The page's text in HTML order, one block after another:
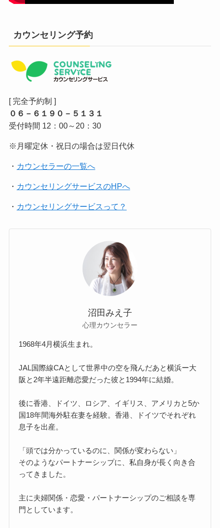
カウンセリング予約
[ 完全予約制 ]
０６－６１９０－５１３１
受付時間 12：00～20：30
※月曜定休・祝日の場合は翌日代休
・ カウンセラーの一覧へ
・ カウンセリングサービスのHPへ
・ カウンセリングサービスって？
沼田みえ子
心理カウンセラー
1968年4月横浜生まれ。
JAL国際線CAとして世界中の空を飛んだあと横浜ー大
阪と2年半遠距離恋愛だった彼と1994年に結婚。
後に香港、ドイツ、ロシア、イギリス、アメリカと5か
国18年間海外駐在妻を経験。香港、ドイツでそれぞれ
息子を出産。
「頭では分かっているのに、関係が変わらない」
そのようなパートナーシップに、私自身が長く向き合
ってきました。
主に夫婦関係・恋愛・パートナーシップのご相談を専
門としています。